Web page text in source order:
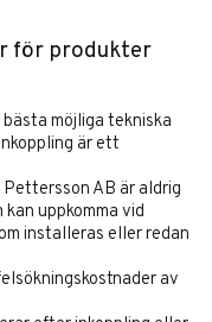
för produkter
möjliga tekniska
är ett
Pettersson AB är aldrig
uppkomma vid
installeras eller redan
av